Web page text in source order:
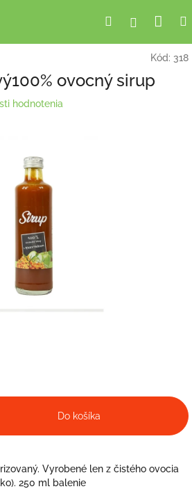
Hľadať
Kód: 318
ovocný sirup
hodnotenia
Do košíka
Vyrobené len z čistého ovocia
250 ml balenie